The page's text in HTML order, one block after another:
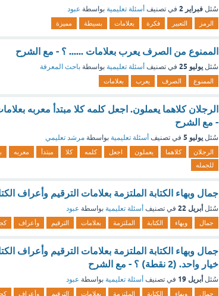
سُئل فبراير 2 في تصنيف أسئلة تعليمية بواسطة عبود
الرمز التعبير فكرة بعلامات بسيطة مميزة
الممنوع من الصرف يعرب بعلامات ...... ؟ - مع الشرح
سُئل يوليو 25 في تصنيف أسئلة تعليمية بواسطة باحث المعرفة
الممنوع الصرف يعرب بعلامات
الرجلان كلاهما يعملون. اجعل كلمه كلا مبتدأ معربه
- مع الشرح
سُئل يوليو 5 في تصنيف أسئلة تعليمية بواسطة مرشد تعليمي
الرجلان كلاهما يعملون اجعل كلمه كلا مبتدأ معربه
للجمله
جمال وبهاء الكتابة الملتزمة بعلامات الترقيم وأعراف
سُئل أبريل 22 في تصنيف أسئلة تعليمية بواسطة عبود
جمال وبهاء الكتابة الملتزمة بعلامات الترقيم وأعراف
جمال وبهاء الكتابة الملتزمة بعلامات الترقيم وأعراف
خيار واحد. (2 نقطة) ؟ - مع الشرح
سُئل أبريل 19 في تصنيف أسئلة تعليمية بواسطة عبود
جمال وبهاء الكتابة الملتزمة بعلامات الترقيم وأعراف